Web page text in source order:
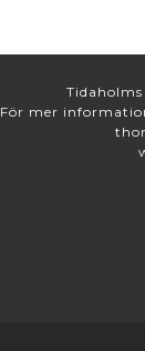
Tidaholms
För mer